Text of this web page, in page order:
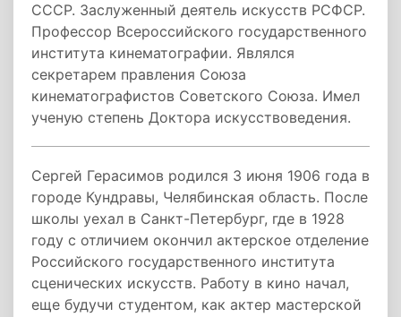
СССР. Заслуженный деятель искусств РСФСР.
Профессор Всероссийского государственного
института кинематографии. Являлся
секретарем правления Союза
кинематографистов Советского Союза. Имел
ученую степень Доктора искусствоведения.
Сергей Герасимов родился 3 июня 1906 года в
городе Кундравы, Челябинская область. После
школы уехал в Санкт-Петербург, где в 1928
году с отличием окончил актерское отделение
Российского государственного института
сценических искусств. Работу в кино начал,
еще будучи студентом, как актер мастерской